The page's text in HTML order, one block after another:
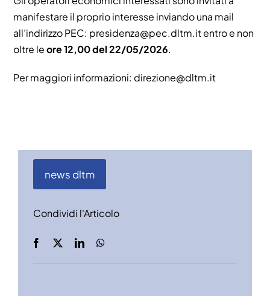
manifestare il proprio interesse inviando una mail
all’indirizzo PEC: presidenza@pec.dltm.it entro e non
oltre leore 12,00 del 22/05/2026.
Per maggiori informazioni: direzione@dltm.it
news dltm
Condividi l'Articolo